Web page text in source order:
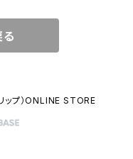
プ）ONLINE STORE